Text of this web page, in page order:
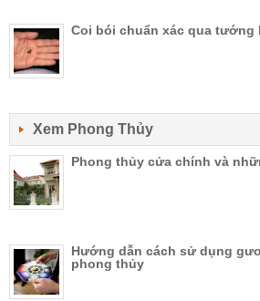
Coi bói chuẩn xác qua tướng
Xem Phong Thủy
Phong thủy cửa chính và
Hướng dẫn cách sử dụng
phong thủy